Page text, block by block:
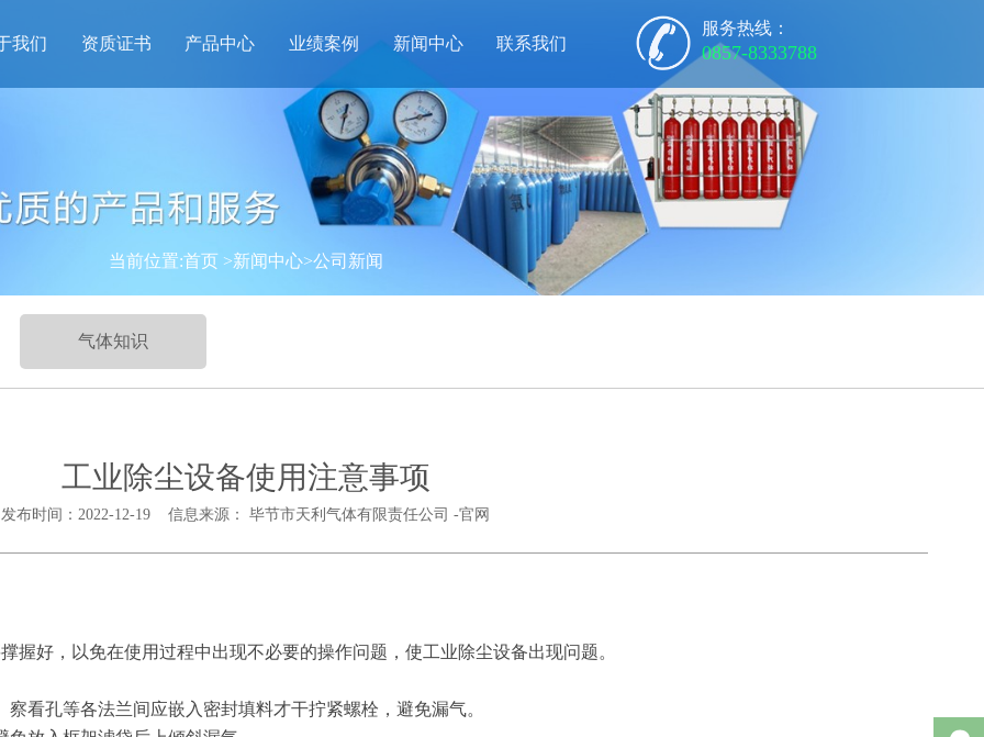
我们 资质证书 产品中心 业绩案例 新闻中心 联系我们
服务热线：
0857-8333788
当前位置:首页 >新闻中心>公司新闻
气体知识
工业除尘设备使用注意事项
发布时间：2022-12-19 信息来源： 毕节市天利气体有限责任公司 -官网
握好，以免在使用过程中出现不必要的操作问题，使工业除尘设备出现问题。
看孔等各法兰间应嵌入密封填料才干拧紧螺栓，避免漏气。